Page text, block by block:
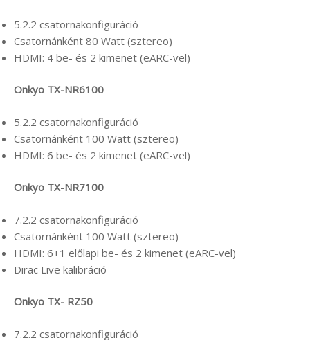
5.2.2 csatornakonfiguráció
Csatornánként 80 Watt (sztereo)
HDMI: 4 be- és 2 kimenet (eARC-vel)
Onkyo TX-NR6100
5.2.2 csatornakonfiguráció
Csatornánként 100 Watt (sztereo)
HDMI: 6 be- és 2 kimenet (eARC-vel)
Onkyo TX-NR7100
7.2.2 csatornakonfiguráció
Csatornánként 100 Watt (sztereo)
HDMI: 6+1 előlapi be- és 2 kimenet (eARC-vel)
Dirac Live kalibráció
Onkyo TX- RZ50
7.2.2 csatornakonfiguráció